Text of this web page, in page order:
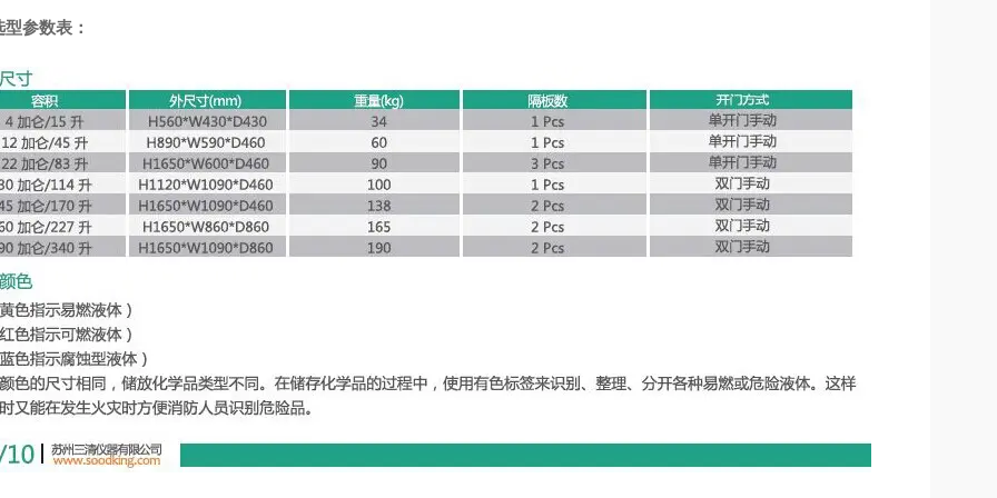
参数表：